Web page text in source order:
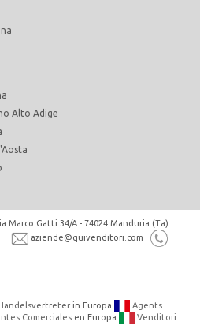
Alto Adige
Marco Gatti 34/A - 74024 Manduria (Ta)
aziende@quivenditori.com
in Europa
Agents
Comerciales en Europa
Venditori